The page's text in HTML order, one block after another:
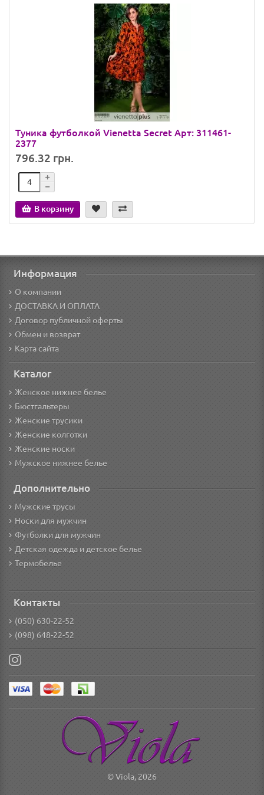
Туника футболкой Vienetta Secret Арт: 311461-
2377
796.32 грн.
В корзину
Информация
О компании
ДОСТАВКА И ОПЛАТА
Договор публичной оферты
Обмен и возврат
Карта сайта
Каталог
Женское нижнее белье
Бюстгальтеры
Женские трусики
Женские колготки
Женские носки
Мужское нижнее белье
Дополнительно
Мужские трусы
Носки для мужчин
Футболки для мужчин
Детская одежда и детское белье
Термобелье
Контакты
(050) 630-22-52
(098) 648-22-52
© Viola, 2026